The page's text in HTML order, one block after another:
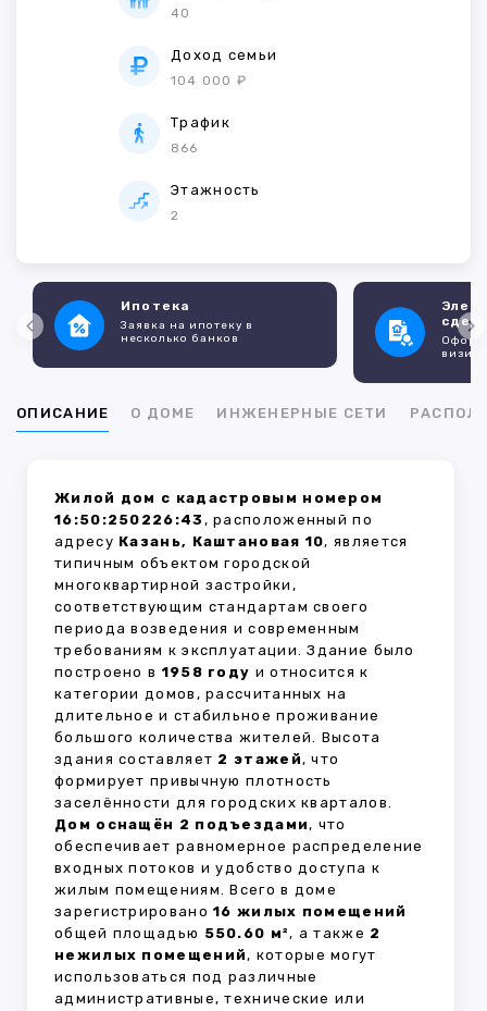
40
Доход семьи
104 000 ₽
Трафик
866
Этажность
2
Ипотека
Заявка на ипотеку в
несколько банков
ОПИСАНИЕ О ДОМЕ ИНЖЕНЕРНЫЕ СЕТИ
Жилой дом с кадастровым номером
16:50:250226:43 , расположенный по
адресу Казань, Каштановая 10, является
типичным объектом городской
многоквартирной застройки,
соответствующим стандартам своего
периода возведения и современным
требованиям к эксплуатации. Здание было
построено в 1958 году и относится к
категории домов, рассчитанных на
длительное и стабильное проживание
большого количества жителей. Высота
здания составляет 2 этажей, что
формирует привычную плотность
заселённости для городских кварталов.
Дом оснащён 2 подъездами, что
обеспечивает равномерное распределение
входных потоков и удобство доступа к
жилым помещениям. Всего в доме
зарегистрировано16 жилых помещений
общей площадью 550.60 м², а также 2
нежилых помещений, которые могут
использоваться под различные
административные, технические или